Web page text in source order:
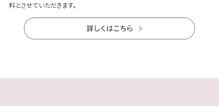
料とさせていただきます。